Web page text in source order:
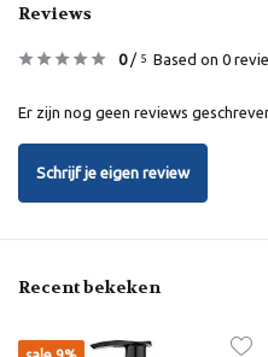
Reviews
0/ 5 Based on 0
Er zijn nog geen reviews
Schrijf je eigen review
Recent bekeken